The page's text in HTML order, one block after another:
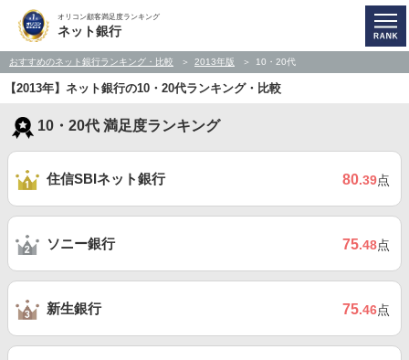
オリコン顧客満足度ランキング
ネット銀行
おすすめのネット銀行ランキング・比較 2013年版 10・20代
【2013年】ネット銀行の10・20代ランキング・比較
10・20代 満足度ランキング
住信SBIネット銀行 80.39点
ソニー銀行 75.48点
新生銀行 75.46点